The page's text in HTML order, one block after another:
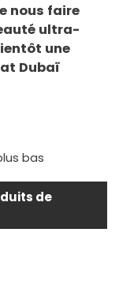
nous faire
ultra-
une
Dubaï
bas
de